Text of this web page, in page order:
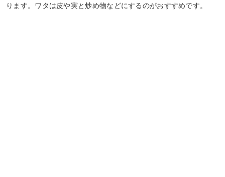
ります。ワタは皮や実と炒め物などにするのがおすすめです。